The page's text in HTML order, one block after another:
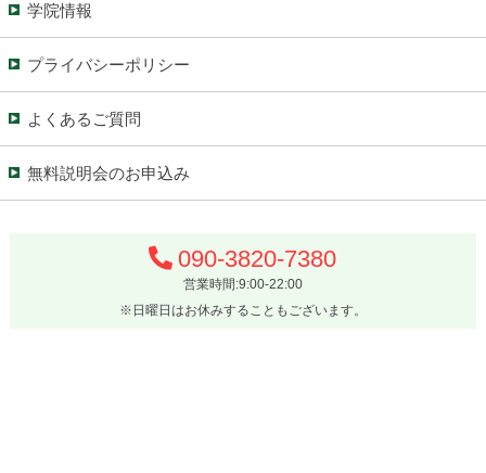
学院情報
プライバシーポリシー
よくあるご質問
無料説明会のお申込み
090-3820-7380
営業時間:9:00-22:00
※日曜日はお休みすることもございます。